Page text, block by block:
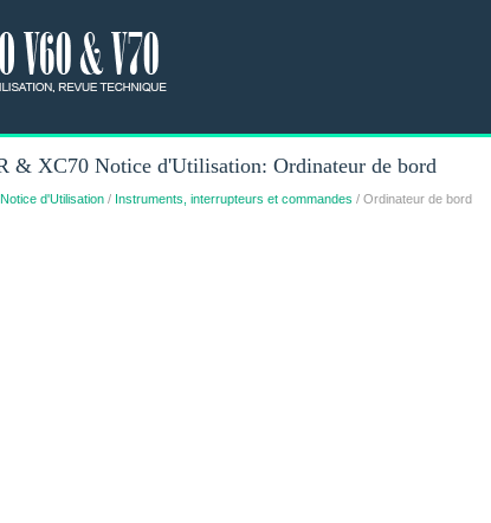
& XC70 Notice d'Utilisation: Ordinateur de bord
d'Utilisation/ Instruments, interrupteurs et commandes / Ordinateur de bord